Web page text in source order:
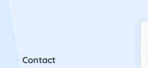
Contact